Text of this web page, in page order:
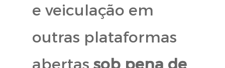
e veiculação em
outras plataformas
abertas sob pena de